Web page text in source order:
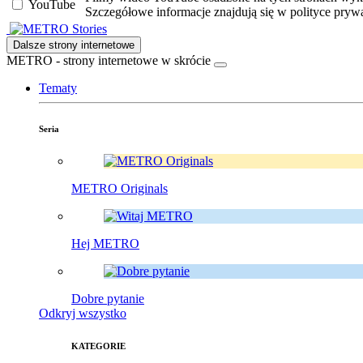
YouTube
Szczegółowe informacje znajdują się w polityce
Stories
Dalsze strony internetowe
METRO - strony internetowe w skrócie
Tematy
Seria
METRO Originals
Hej METRO
Dobre pytanie
Odkryj wszystko
KATEGORIE